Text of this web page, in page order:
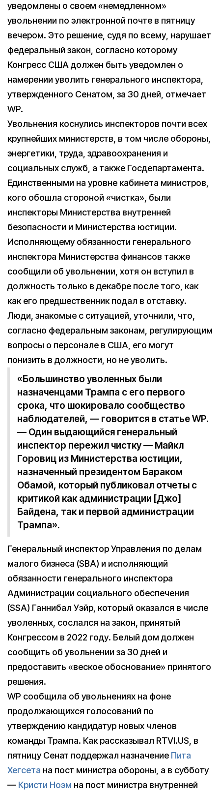
уведомлены о своем «немедленном»
увольнении по электронной почте в пятницу
вечером. Это решение, судя по всему, нарушает
федеральный закон, согласно которому
Конгресс США должен быть уведомлен о
намерении уволить генерального инспектора,
утвержденного Сенатом, за 30 дней, отмечает
WP.
Увольнения коснулись инспекторов почти всех
крупнейших министерств, в том числе обороны,
энергетики, труда, здравоохранения и
социальных служб, а также Госдепартамента.
Единственными на уровне кабинета министров,
кого обошла стороной «чистка», были
инспекторы Министерства внутренней
безопасности и Министерства юстиции.
Исполняющему обязанности генерального
инспектора Министерства финансов также
сообщили об увольнении, хотя он вступил в
должность только в декабре после того, как
как его предшественник подал в отставку.
Люди, знакомые с ситуацией, уточнили, что,
согласно федеральным законам, регулирующим
вопросы о персонале в США, его могут
понизить в должности, но не уволить.
«Большинство уволенных были
назначенцами Трампа с его первого
срока, что шокировало сообщество
наблюдателей, — говорится в статье WP.
— Один выдающийся генеральный
инспектор пережил чистку — Майкл
Горовиц из Министерства юстиции,
назначенный президентом Бараком
Обамой, который публиковал отчеты с
критикой как администрации [Джо]
Байдена, так и первой администрации
Трампа».
Генеральный инспектор Управления по делам
малого бизнеса (SBA) и исполняющий
обязанности генерального инспектора
Администрации социального обеспечения
(SSA) Ганнибал Уэйр, который оказался в числе
уволенных, сослался на закон, принятый
Конгрессом в 2022 году. Белый дом должен
сообщить об увольнении за 30 дней и
предоставить «веское обоснование» принятого
решения.
WP сообщила об увольнениях на фоне
продолжающихся голосований по
утверждению кандидатур новых членов
команды Трампа. Как рассказывал RTVI.US, в
пятницу Сенат поддержал назначение Пита
Хегсета на пост министра обороны, а в субботу
— Кристи Ноэм на пост министра внутренней